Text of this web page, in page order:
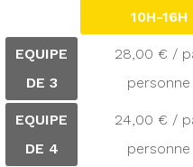
10H-16H
EQUIPE
DE 3
28,00 € /
personne
EQUIPE
DE 4
24,00 € /
personne